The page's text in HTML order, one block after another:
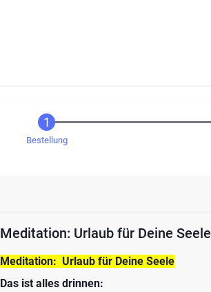
Bestellung
Meditation: Urlaub für Deine Seele
Meditation: Urlaub für Deine Seele
Das ist alles drinnen: